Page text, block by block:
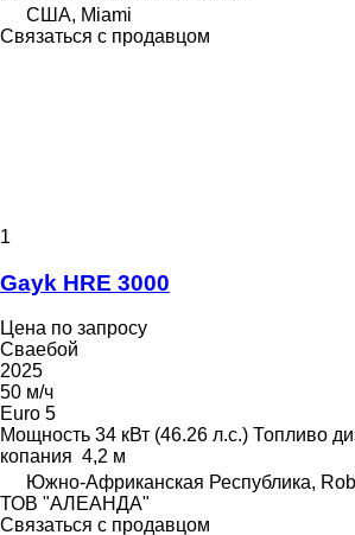
США, Miami
Связаться с продавцом
1
Gayk HRE 3000
Цена по запросу
Сваебой
2025
50 м/ч
Euro 5
Мощность 34 кВт (46.26 л.с.) Топливо
копания 4,2 м
Южно-Африканская Республика,
ТОВ "АЛЕАНДА"
Связаться с продавцом